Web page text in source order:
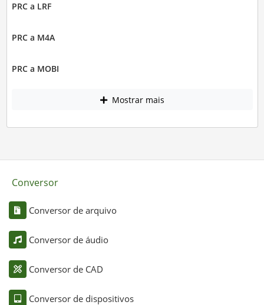
PRC a LRF
PRC a M4A
PRC a MOBI
Mostrar mais
Conversor
Conversor de arquivo
Conversor de áudio
Conversor de CAD
Conversor de dispositivos